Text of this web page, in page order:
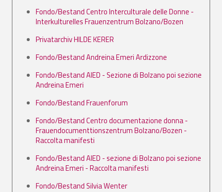
Fondo/Bestand Centro Interculturale delle Donne -
Interkulturelles Frauenzentrum Bolzano/Bozen
Privatarchiv HILDE KERER
Fondo/Bestand Andreina Emeri Ardizzone
Fondo/Bestand AIED - Sezione di Bolzano poi sezione
Andreina Emeri
Fondo/Bestand Frauenforum
Fondo/Bestand Centro documentazione donna -
Frauendocumenttionszentrum Bolzano/Bozen -
Raccolta manifesti
Fondo/Bestand AIED - sezione di Bolzano poi sezione
Andreina Emeri - Raccolta manifesti
Fondo/Bestand Silvia Wenter